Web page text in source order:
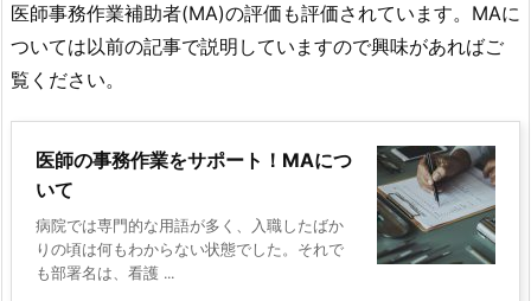
医師事務作業補助者(MA)の評価も評価されています。MAに
ついては以前の記事で説明していますので興味があればご
覧ください。
医師の事務作業をサポート！MAにつ
いて
病院では専門的な用語が多く、入職したばか
りの頃は何もわからない状態でした。それで
も部署名は、看護 ...